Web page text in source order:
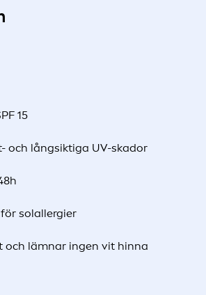
15
och långsiktiga UV-skador
solallergier
och lämnar ingen vit hinna